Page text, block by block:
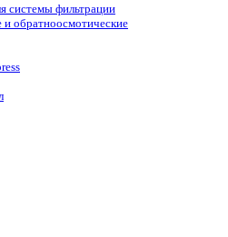
системы фильтрации
обратноосмотические